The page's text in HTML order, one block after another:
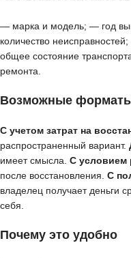
— марка и модель; — год
количество
общее состояние
ремонта.
Возможные
С учетом затрат на
распространенный вариант.
имеет смысла. С условием
после восстановления. С
владелец получает деньги
себя.
Почему это удобно